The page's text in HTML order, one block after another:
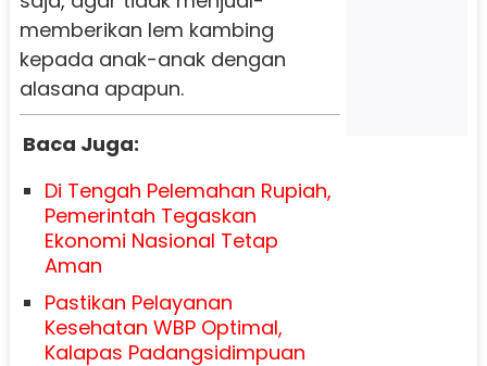
memberikan lem kambing
kepada anak-anak dengan
alasana apapun.
Baca Juga:
Di Tengah Pelemahan Rupiah,
Pemerintah Tegaskan
Ekonomi Nasional Tetap
Aman
Pastikan Pelayanan
Kesehatan WBP Optimal,
Kalapas Padangsidimpuan